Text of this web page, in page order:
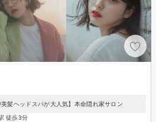
髪ヘッドスパが大人気】本命隠れ家サロン
徒歩3分